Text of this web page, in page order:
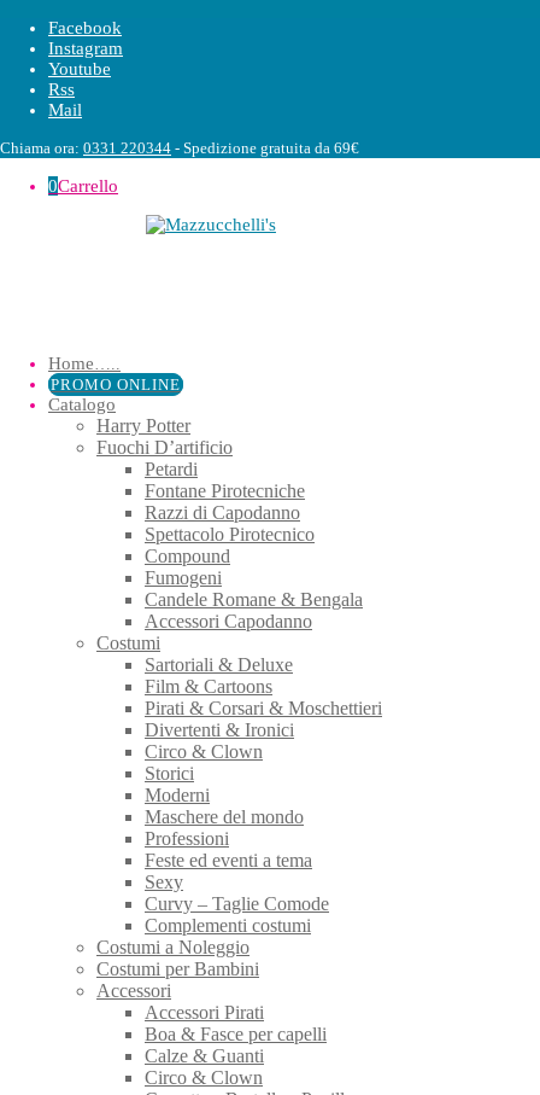
Facebook
Instagram
Youtube
Rss
Mail
Chiama ora: 0331 220344 - Spedizione gratuita da 69€
0Carrello
Home…..
PROMO ONLINE
Catalogo
Harry Potter
Fuochi D’artificio
Petardi
Fontane Pirotecniche
Razzi di Capodanno
Spettacolo Pirotecnico
Compound
Fumogeni
Candele Romane & Bengala
Accessori Capodanno
Costumi
Sartoriali & Deluxe
Film & Cartoons
Pirati & Corsari & Moschettieri
Divertenti & Ironici
Circo & Clown
Storici
Moderni
Maschere del mondo
Professioni
Feste ed eventi a tema
Sexy
Curvy – Taglie Comode
Complementi costumi
Costumi a Noleggio
Costumi per Bambini
Accessori
Accessori Pirati
Boa & Fasce per capelli
Calze & Guanti
Circo & Clown